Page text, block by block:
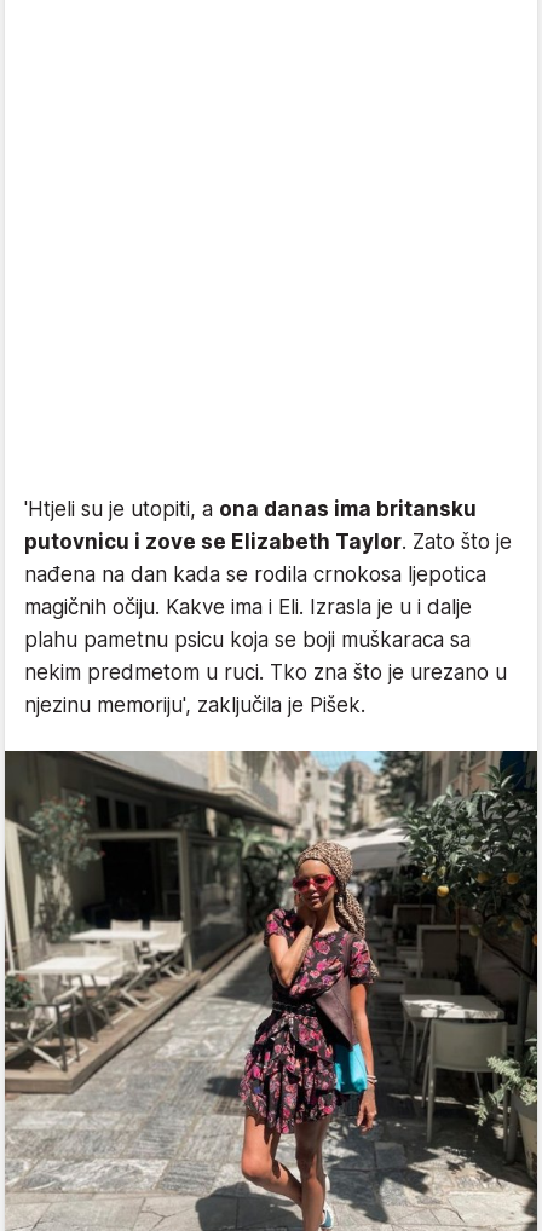
'Htjeli su je utopiti, a ona danas ima britansku
putovnicu i zove se Elizabeth Taylor. Zato što je
nađena na dan kada se rodila crnokosa ljepotica
magičnih očiju. Kakve ima i Eli. Izrasla je u i dalje
plahu pametnu psicu koja se boji muškaraca sa
nekim predmetom u ruci. Tko zna što je urezano u
njezinu memoriju', zaključila je Pišek.